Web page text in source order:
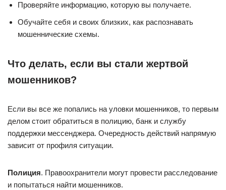
Проверяйте информацию, которую вы получаете.
Обучайте себя и своих близких, как распознавать
мошеннические схемы.
Что делать, если вы стали жертвой
мошенников?
Если вы все же попались на уловки мошенников, то первым
делом стоит обратиться в полицию, банк и службу
поддержки мессенджера. Очередность действий напрямую
зависит от профиля ситуации.
Полиция. Правоохранители могут провести расследование
и попытаться найти мошенников.